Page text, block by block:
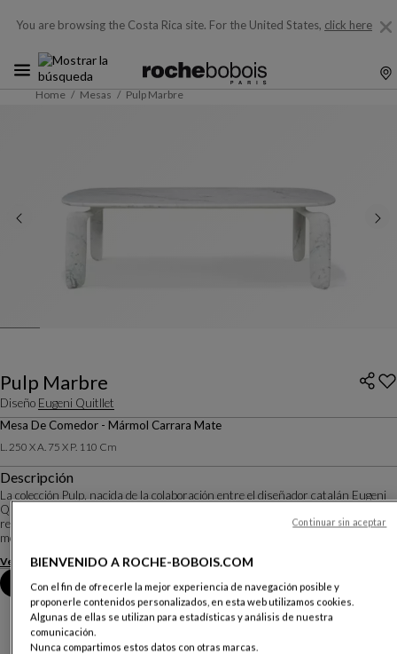
You are browsing the Costa Rica site. For the United States, click here
Home Mesas Pulp Marbre
Pulp Marbre
Diseño Eugeni Quitllet
Mesa De Comedor - Mármol Carrara Mate
L. 250 X A. 75 X P. 110 Cm
Descripción
La colección Pulp, nacida de la colaboración entre el diseñador catalán Eugeni
Quitllet y Roche Bobois, encarna una estética biomórfica donde las líneas
rectas están ausentes, realzadas por acabados perfectos. Esta colección de
mesas, sillas y sillon...
Ver más Descargar la ficha técnica
Reserva una cita en tienda
BIENVENIDO A ROCHE-BOBOIS.COM
Con el fin de ofrecerle la mejor experiencia de navegación posible y
proponerle contenidos personalizados, en esta web utilizamos cookies.
Algunas de ellas se utilizan para estadísticas y análisis de nuestra
comunicación.
Nunca compartimos estos datos con otras marcas.
Continuar sin aceptar